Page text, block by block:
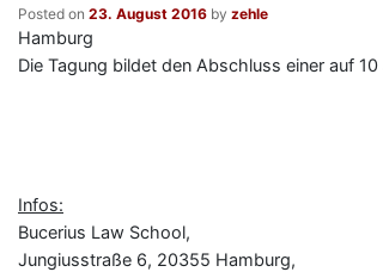
Posted on 23. August 2016 by zehle
Hamburg
Die Tagung bildet den Abschluss einer auf
Infos:
Bucerius Law School,
Jungiusstraße 6, 20355 Hamburg,